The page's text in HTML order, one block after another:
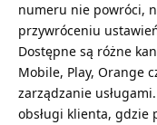
numeru nie powróci,
przywróceniu
Dostępne są różne
Mobile, Play, Orange
zarządzanie
obsługi klienta, gdzie